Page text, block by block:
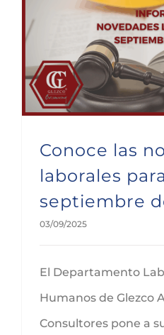
Conoce las
laborales para
septiembre
03/09/2025
El Departamento
Humanos de Glezco
Consultores pone a